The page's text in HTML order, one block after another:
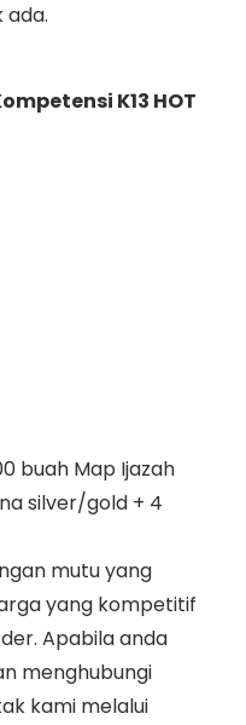
ada.
K13 HOT
buah Map Ijazah
silver/gold + 4
mutu yang
yang kompetitif
Apabila anda
menghubungi
kami melalui